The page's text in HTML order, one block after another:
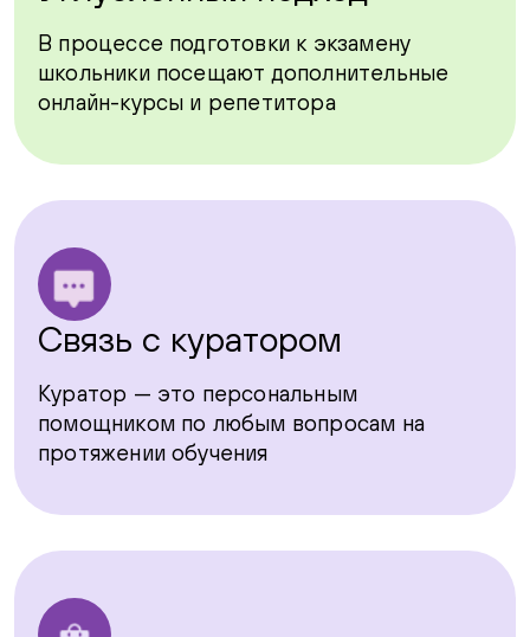
В процессе подготовки к экзамену
школьники посещают дополнительные
онлайн-курсы и репетитора
Связь с куратором
Куратор — это персональным
помощником по любым вопросам на
протяжении обучения